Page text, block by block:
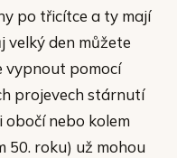
po třicítce a ty mají
velký den můžete
vypnout pomocí
projevech stárnutí
obočí nebo kolem
50. roku) už mohou